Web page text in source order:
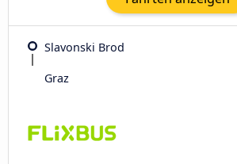
Slavonski Brod
Graz